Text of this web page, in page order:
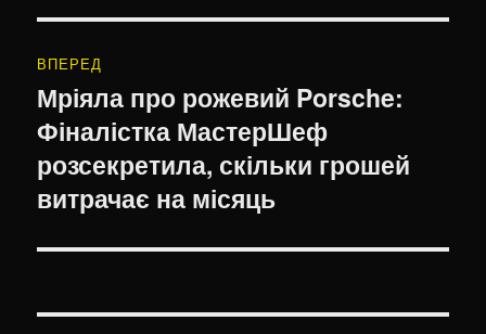
ВПЕРЕД
Наступний
запис:
Мріяла про рожевий Porsche:
Фіналістка МастерШеф
розсекретила, скільки грошей
витрачає на місяць